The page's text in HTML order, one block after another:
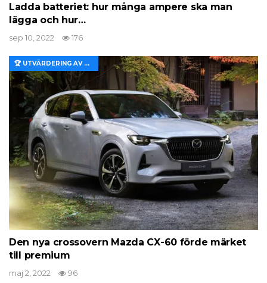
Ladda batteriet: hur många ampere ska man
lägga och hur…
sep 10, 2022 176
🏆 UTVÄRDERING AV EGENSKAPER OCH VÄRDE
Den nya crossovern Mazda CX-60 förde märket
till premium
maj 2, 2022 96